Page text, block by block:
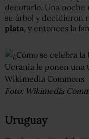
decorarlo. Una noche
su árbol y decidieron
plata , y entonces la
Foto: Wikimedia
Uruguay